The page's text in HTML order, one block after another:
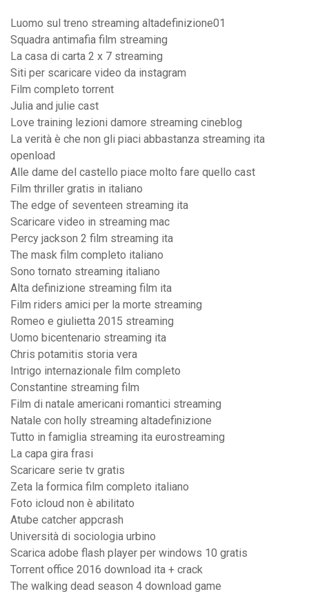
Luomo sul treno streaming altadefinizione01
Squadra antimafia film streaming
La casa di carta 2 x 7 streaming
Siti per scaricare video da instagram
Film completo torrent
Julia and julie cast
Love training lezioni damore streaming cineblog
La verità è che non gli piaci abbastanza streaming ita
openload
Alle dame del castello piace molto fare quello cast
Film thriller gratis in italiano
The edge of seventeen streaming ita
Scaricare video in streaming mac
Percy jackson 2 film streaming ita
The mask film completo italiano
Sono tornato streaming italiano
Alta definizione streaming film ita
Film riders amici per la morte streaming
Romeo e giulietta 2015 streaming
Uomo bicentenario streaming ita
Chris potamitis storia vera
Intrigo internazionale film completo
Constantine streaming film
Film di natale americani romantici streaming
Natale con holly streaming altadefinizione
Tutto in famiglia streaming ita eurostreaming
La capa gira frasi
Scaricare serie tv gratis
Zeta la formica film completo italiano
Foto icloud non è abilitato
Atube catcher appcrash
Università di sociologia urbino
Scarica adobe flash player per windows 10 gratis
Torrent office 2016 download ita + crack
The walking dead season 4 download game